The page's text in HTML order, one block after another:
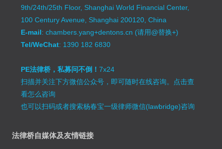
9th/24th/25th Floor, Shanghai World Financial Center,
100 Century Avenue, Shanghai 200120, China
E-mail: chambers.yang+dentons.cn (请用@替换+)
Tel/WeChat: 1390 182 6830
PE法律桥，私募问不倒！7x24
扫描并关注下方微信公众号，即可随时在线咨询。 点击查
看怎么咨询
也可以扫码或者搜索杨春宝一级律师微信(lawbridge)咨询
法律桥自媒体及友情链接